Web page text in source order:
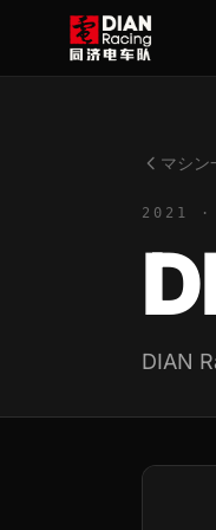
マシン
2021 ·
DIAN